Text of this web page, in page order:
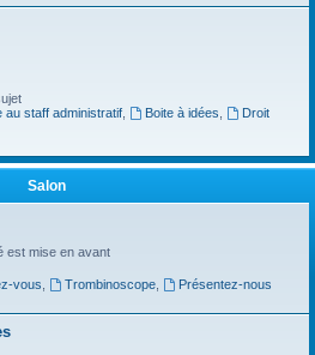
au staff administratif, Boite à idées
Droit
Salon
est mise en avant
vous Trombinoscope,
Présentez-nous